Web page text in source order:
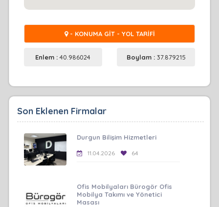
- KONUMA GİT - YOL TARİFİ
Enlem :40.986024 Boylam : 37.879215
Son Eklenen Firmalar
Durgun Bilişim Hizmetleri
11.04.2026 64
Ofis Mobilyaları Bürogör Ofis
Mobilya Takımı ve Yönetici
Masası